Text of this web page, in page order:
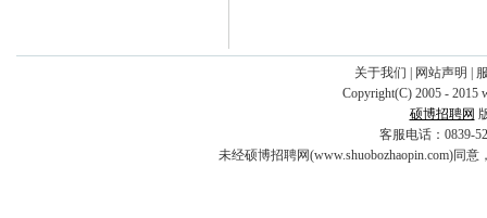
关于我们 网站声明
Copyright(C) 2005 - 2015
硕博招聘网
客服电话：0839-
未经硕博招聘网(www.shuobozhaopin.com)同